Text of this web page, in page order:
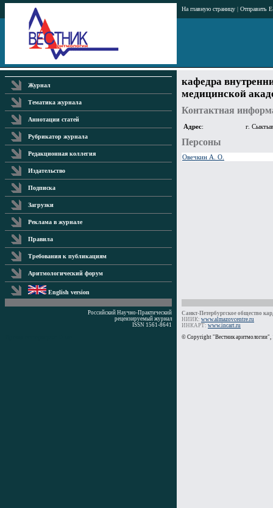
На главную страницу | Отправить
Журнал
Тематика журнала
Аннотации статей
Рубрикатор журнала
Редакционная коллегия
Издательство
Подписка
Загрузки
Реклама в журнале
Правила
Требования к публикациям
Аритмологический форум
English version
кафедра
медицинской
Контактная
Адрес: г.
Персоны
Овечкин А. О.
Российский Научно-Практический
рецензируемый журнал
ISSN 1561-8641
Санкт-Петербургское общество
НИИК: www.almazovcentre.ru
ИНКАРТ: www.incart.ru
© Copyright "Вестник аритмологии",